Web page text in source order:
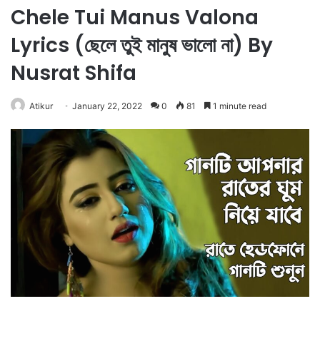
Chele Tui Manus Valona
Lyrics (ছেলে তুই মানুষ ভালো না) By
Nusrat Shifa
Atikur January 22, 2022 0 81 1 minute read